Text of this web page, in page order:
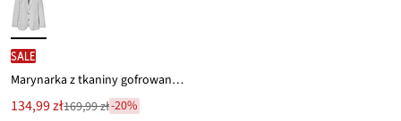
SALE
Marynarka z tkaniny gofrowanej, regular fit
Nowa
134,99 zł
Przeceniono169,99 zł-20%